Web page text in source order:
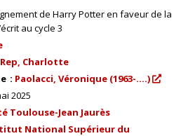
de Harry Potter en faveur de la
au cycle 3
Rep, Charlotte
Paolacci, Véronique (1963-....)
2025
Toulouse-Jean Jaurès
National Supérieur du